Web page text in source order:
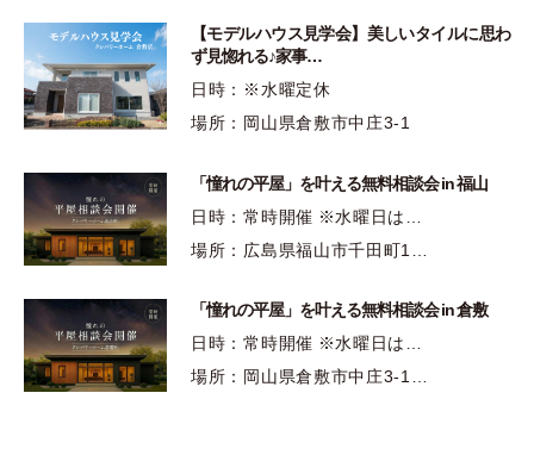
【モデルハウス見学会】美しいタイルに思わ
ず見惚れる♪家事…
日時：※水曜定休
場所：岡山県倉敷市中庄3-1
「憧れの平屋」を叶える無料相談会 in 福山
日時：常時開催 ※水曜日は…
場所：広島県福山市千田町1…
「憧れの平屋」を叶える無料相談会 in 倉敷
日時：常時開催 ※水曜日は…
場所：岡山県倉敷市中庄3-1…